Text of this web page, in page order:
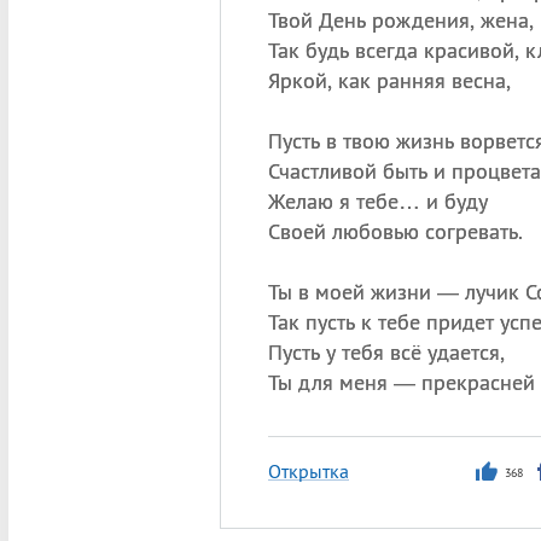
Твой День рождения, жена,
Так будь всегда красивой,
Яркой, как ранняя весна,
Пусть в твою жизнь
Счастливой быть и
Желаю я тебе… и буду
Своей любовью согревать.
Ты в моей жизни — лучик
Так пусть к тебе придет
Пусть у тебя всё удается,
Ты для меня — прекрасней
Открытка 368